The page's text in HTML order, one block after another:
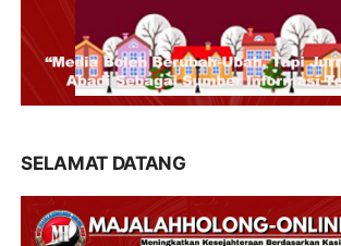
SELAMAT DATANG